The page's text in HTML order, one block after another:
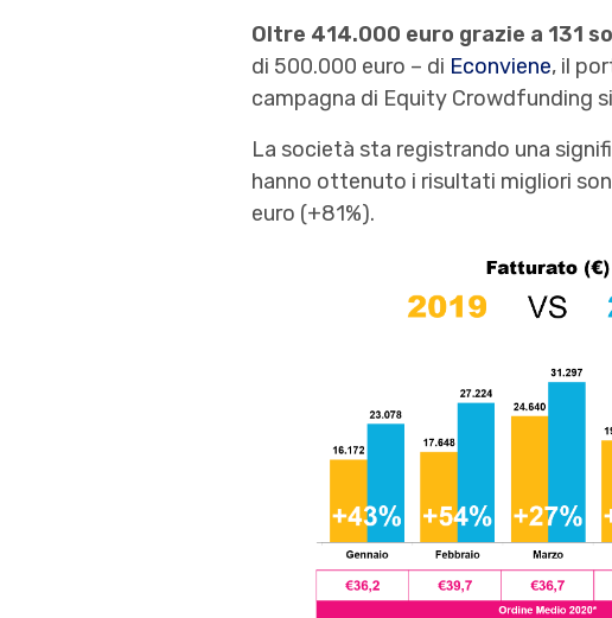
Oltre 414.000 euro grazie a 131
di 500.000 euro – di Econviene, il
campagna di Equity Crowdfunding
La società sta registrando una
hanno ottenuto i risultati migliori
euro (+81%).